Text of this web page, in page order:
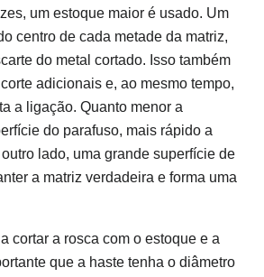
um estoque maior é usado. Um
centro de cada metade da matriz,
do metal cortado. Isso também
adicionais e, ao mesmo tempo,
a ligação. Quanto menor a
do parafuso, mais rápido a
lado, uma grande superfície de
a matriz verdadeira e forma uma
cortar a rosca com o estoque e a
que a haste tenha o diâmetro